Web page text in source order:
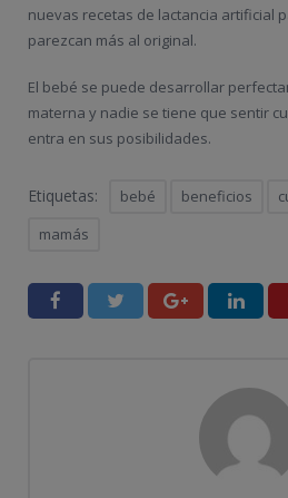
nuevas recetas de lactancia artificial
parezcan más al original.
El bebé se puede desarrollar
materna y nadie se tiene que sentir
entra en sus posibilidades.
Etiquetas: bebé beneficios
mamás